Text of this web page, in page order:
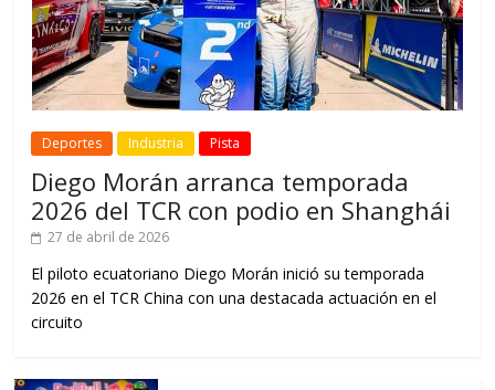
Deportes Industria Pista
Diego Morán arranca temporada
2026 del TCR con podio en Shanghái
27 de abril de 2026
El piloto ecuatoriano Diego Morán inició su temporada
2026 en el TCR China con una destacada actuación en el
circuito